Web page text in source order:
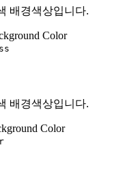
배경색상입니다.
Color
배경색상입니다.
Color